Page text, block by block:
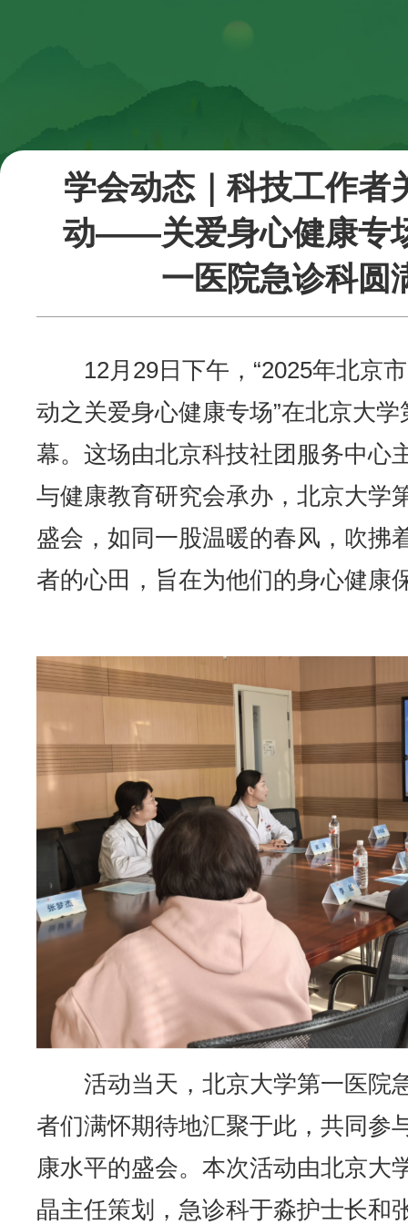
学会动态｜科技工作者
动——关爱身心健康专
一医院急诊科圆
12月29日下午，“2025年北京
动之关爱身心健康专场”在北京大
幕。这场由北京科技社团服务中心
与健康教育研究会承办，北京大学
盛会，如同一股温暖的春风，吹拂
者的心田，旨在为他们的身心健康
活动当天，北京大学第一医院
者们满怀期待地汇聚于此，共同参
康水平的盛会。本次活动由北京大
晶主任策划，急诊科于淼护士长和